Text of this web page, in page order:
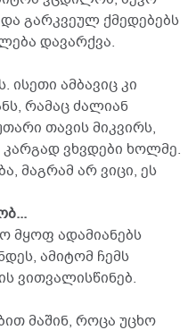
გარკვეულ ქმედებებს
დავარქვა.
ამბავიც კი
რამაც ძალიან
თავის მიკვირს,
კარგად ვხვდები ხოლმე.
მაგრამ არ ვიცი, ეს
მყოფ ადამიანებს
ამიტომ ჩემს
ვითვალისწინებ.
მაშინ, როცა უცხო